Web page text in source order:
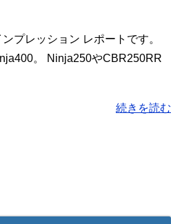
プレッション レポートです。
。 Ninja250やCBR250RR
続きを読む